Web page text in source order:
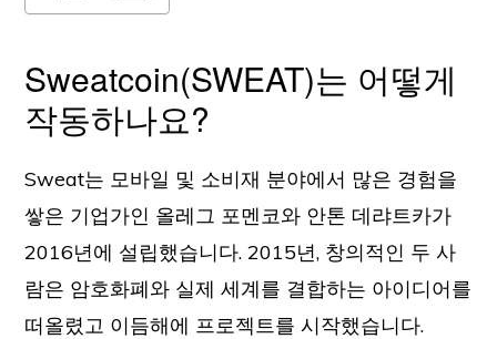
Sweatcoin(SWEAT)는 어떻게
작동하나요?
Sweat는 모바일 및 소비재 분야에서 많은 경험을
쌓은 기업가인 올레그 포멘코와 안톤 데랴트카가
2016년에 설립했습니다. 2015년, 창의적인 두 사
람은 암호화폐와 실제 세계를 결합하는 아이디어를
떠올렸고 이듬해에 프로젝트를 시작했습니다.